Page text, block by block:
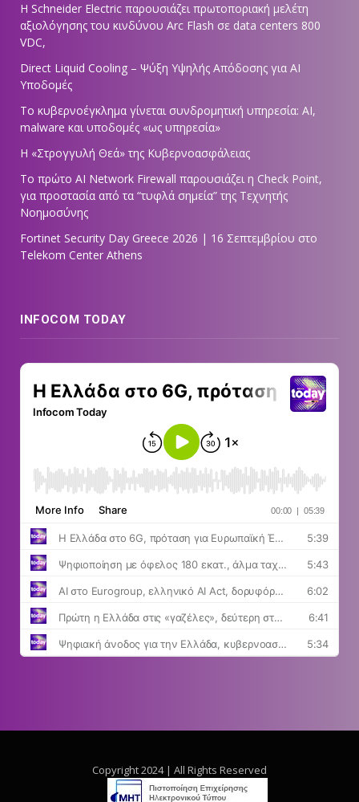
Η Schneider Electric παρουσιάζει πρωτοποριακή μελέτη
αξιολόγησης του κινδύνου Arc Flash σε data centers 800
VDC,
Direct Liquid Cooling – Ψύξη Υψηλής Απόδοσης για AI
Υποδομές
Το κυβερνοέγκλημα γίνεται συνδρομητική υπηρεσία: AI,
malware και υποδομές «ως υπηρεσία»
Η «Στρογγυλή Θεά» της Κυβερνοασφάλειας
Tο πρώτο AI Network Firewall παρουσιάζει η Check Point,
για προστασία από τα “τυφλά σημεία” της Τεχνητής
Νοημοσύνης
Fortinet Security Day Greece 2026 | 16 Σεπτεμβρίου στο
Telekom Center Athens
INFOCOM TODAY
Copyright 2024 | All Rights Reserved